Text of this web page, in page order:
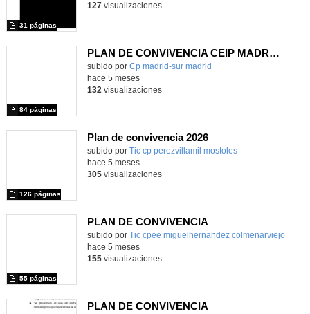
31 páginas
127visualizaciones
PLAN DE CONVIVENCIA CEIP MADRID SUR
subido por Cp madrid-sur madrid
84 páginas
hace 5 meses
132 visualizaciones
Plan de convivencia 2026
subido por Tic cp perezvillamil mostoles
126 páginas
-
hace 5 meses
305visualizaciones
PLAN DE CONVIVENCIA
subido por Tic cpee miguelhernandez colmenarviejo
55 páginas
-
hace 5 meses
155visualizaciones
PLAN DE CONVIVENCIA